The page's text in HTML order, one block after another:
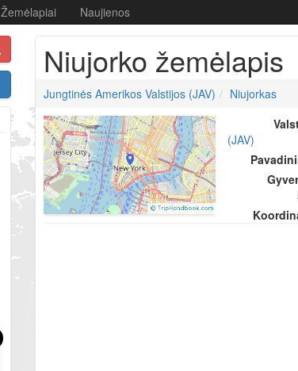
Žemėlapiai Naujienos
Niujorko žemėlapis
Jungtinės Amerikos Valstijos (JAV)
Niujorkas
(JAV)